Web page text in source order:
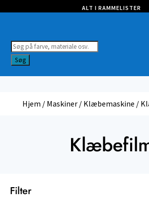
ALT I RAMMELISTER
Products
search
Søg
Hjem / Maskiner/ Klæbemaskine /
Filter